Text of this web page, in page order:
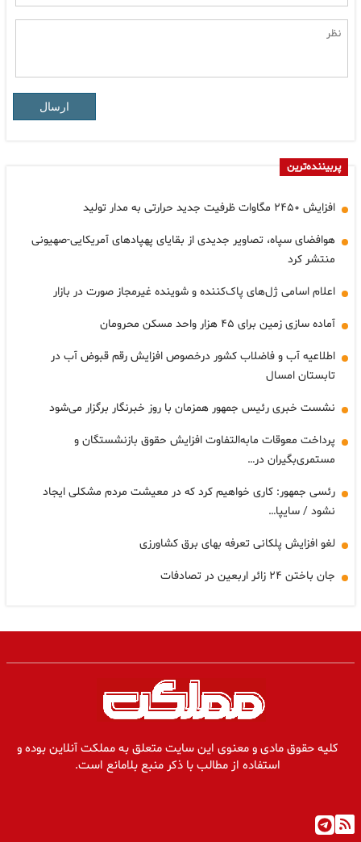
ارسال
پربیننده‌ترین
افزایش ۲۴۵۰ مگاوات ظرفیت جدید حرارتی به مدار تولید
هوافضای سپاه، تصاویر جدیدی از بقایای پهپادهای آمریکایی-صهیونی
منتشر کرد
اعلام اسامی ژل‌های پاک‌کننده و شوینده غیرمجاز صورت در بازار
آماده سازی زمین برای ۴۵ هزار واحد مسکن محرومان
اطلاعیه آب و فاضلاب کشور درخصوص افزایش رقم قبوض آب در
تابستان امسال
نشست خبری رئیس جمهور همزمان با روز خبرنگار برگزار می‌شود
پرداخت معوقات مابه‌التفاوت افزایش حقوق بازنشستگان و
مستمری‌بگیران در…
رئسی جمهور: کاری خواهیم کرد که در معیشت مردم مشکلی ایجاد
نشود / سایپا…
لغو افزایش پلکانی تعرفه بهای برق کشاورزی
جان باختن ۲۴ زائر اربعین در تصادفات
کلیه حقوق مادی و معنوی این سایت متعلق به مملکت آنلاین بوده و
استفاده از مطالب با ذکر منبع بلامانع است.